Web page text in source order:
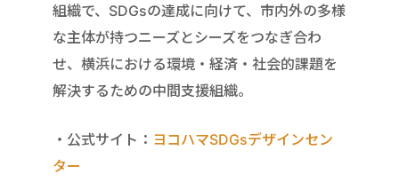
組織で、SDGsの達成に向けて、市内外の多様
な主体が持つニーズとシーズをつなぎ合わ
せ、横浜における環境・経済・社会的課題を
解決するための中間支援組織。
・公式サイト： ヨコハマSDGsデザインセン
ター